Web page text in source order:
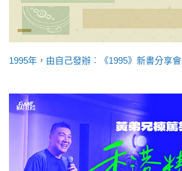
1995年，由自己發辦︰《1995》新書分享會